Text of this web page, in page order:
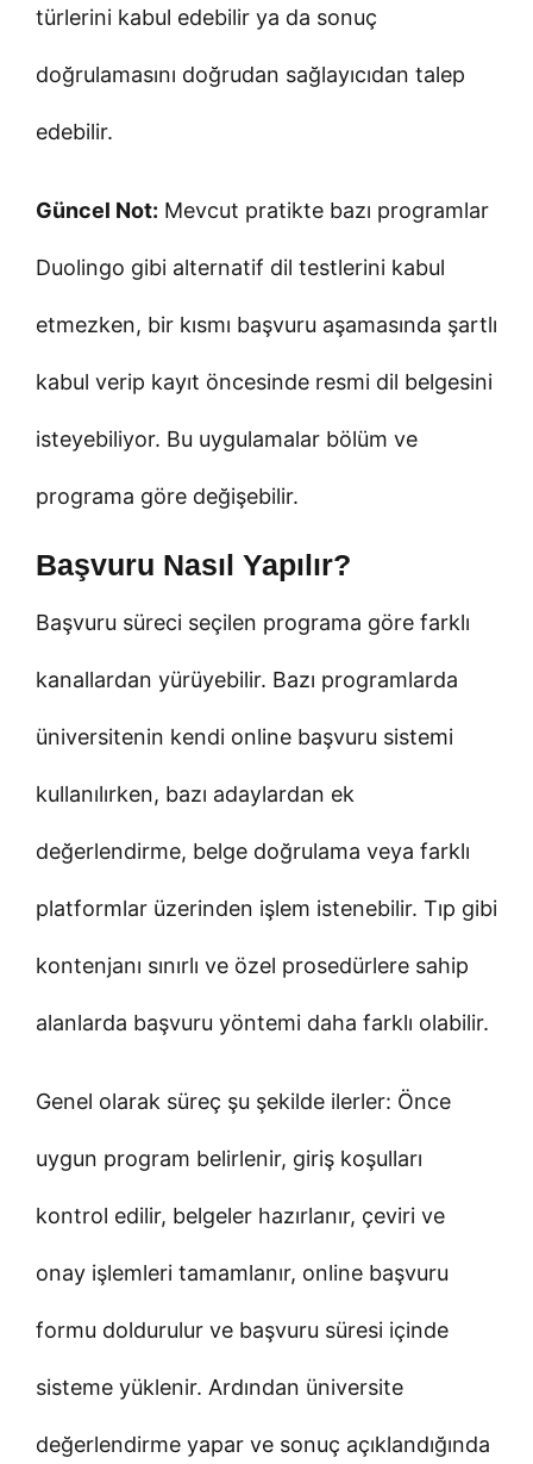
türlerini kabul edebilir ya da sonuç
doğrulamasını doğrudan sağlayıcıdan talep
edebilir.
Güncel Not: Mevcut pratikte bazı programlar
Duolingo gibi alternatif dil testlerini kabul
etmezken, bir kısmı başvuru aşamasında şartlı
kabul verip kayıt öncesinde resmi dil belgesini
isteyebiliyor. Bu uygulamalar bölüm ve
programa göre değişebilir.
Başvuru Nasıl Yapılır?
Başvuru süreci seçilen programa göre farklı
kanallardan yürüyebilir. Bazı programlarda
üniversitenin kendi online başvuru sistemi
kullanılırken, bazı adaylardan ek
değerlendirme, belge doğrulama veya farklı
platformlar üzerinden işlem istenebilir. Tıp gibi
kontenjanı sınırlı ve özel prosedürlere sahip
alanlarda başvuru yöntemi daha farklı olabilir.
Genel olarak süreç şu şekilde ilerler: Önce
uygun program belirlenir, giriş koşulları
kontrol edilir, belgeler hazırlanır, çeviri ve
onay işlemleri tamamlanır, online başvuru
formu doldurulur ve başvuru süresi içinde
sisteme yüklenir. Ardından üniversite
değerlendirme yapar ve sonuç açıklandığında